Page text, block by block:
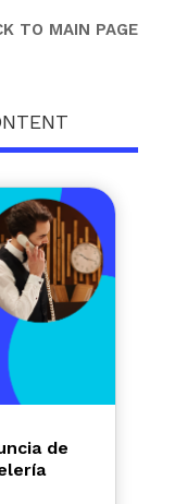
TO MAIN PAGE
de